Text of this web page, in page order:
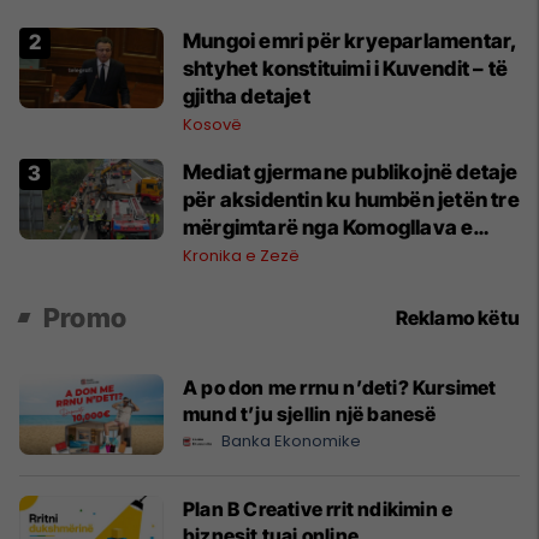
Mungoi emri për kryeparlamentar,
shtyhet konstituimi i Kuvendit – të
gjitha detajet
Kosovë
Mediat gjermane publikojnë detaje
për aksidentin ku humbën jetën tre
mërgimtarë nga Komogllava e
Ferizajt
Kronika e Zezë
Promo Reklamo këtu
A po don me rrnu n’deti? Kursimet
mund t’ju sjellin një banesë
Banka Ekonomike
Plan B Creative rrit ndikimin e